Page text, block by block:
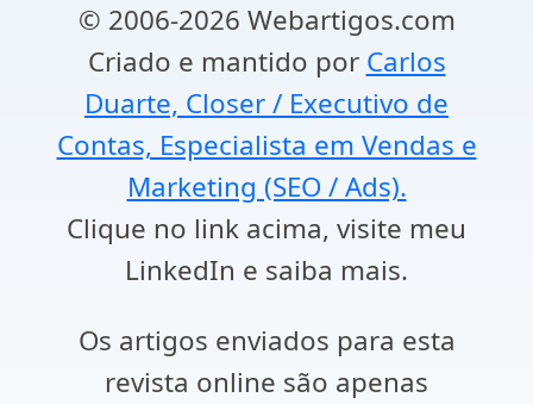
© 2006-2026 Webartigos.com
Criado e mantido por Carlos
Duarte, Closer / Executivo de
Contas, Especialista em Vendas e
Marketing (SEO / Ads).
Clique no link acima, visite meu
LinkedIn e saiba mais.
Os artigos enviados para esta
revista online são apenas